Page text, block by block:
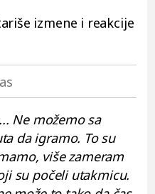
izmene i reakcije
Ne možemo sa
da igramo. To su
više zameram
su počeli utakmicu.